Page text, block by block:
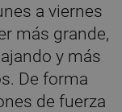
a viernes
más grande,
y más
De forma
de fuerza